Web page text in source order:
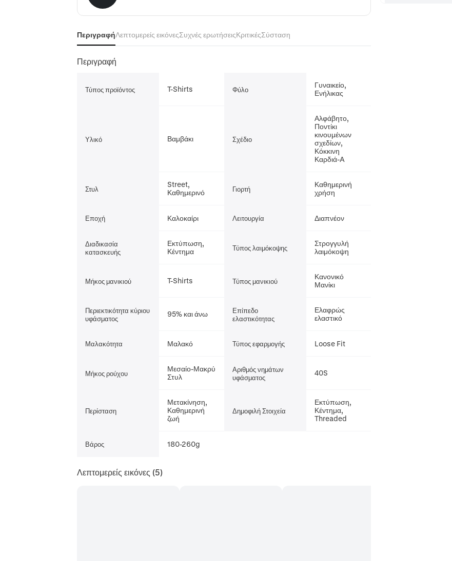
ΠεριγραφήΛεπτομερείς εικόνεςΣυχνές ερωτήσειςΚριτικέςΣύσταση
Περιγραφή
Τύπος προϊόντος T-Shirts Φύλο
Γυναικείο,
Ενήλικας
Υλικό Βαμβάκι Σχέδιο
Αλφάβητο,
Ποντίκι
κινουμένων
σχεδίων,
Κόκκινη
Καρδιά-A
Στυλ
Street,
Καθημερινό
Γιορτή
Καθημερινή
χρήση
Εποχή Καλοκαίρι Λειτουργία Διαπνέον
Διαδικασία
κατασκευής
Εκτύπωση,
Κέντημα
Τύπος λαιμόκοψης
Στρογγυλή
λαιμόκοψη
Μήκος μανικιού T-Shirts Τύπος μανικιού
Κανονικό
Μανίκι
Περιεκτικότητα κύριου
υφάσματος
95% και άνω
Επίπεδο
ελαστικότητας
Ελαφρώς
ελαστικό
Μαλακότητα Μαλακό Τύπος εφαρμογής Loose Fit
Μήκος ρούχου
Μεσαίο-Μακρύ
Στυλ
Αριθμός νημάτων
υφάσματος
40S
Περίσταση
Μετακίνηση,
Καθημερινή
ζωή
Δημοφιλή Στοιχεία
Εκτύπωση,
Κέντημα,
Threaded
Βάρος 180-260g
Λεπτομερείς εικόνες (5)